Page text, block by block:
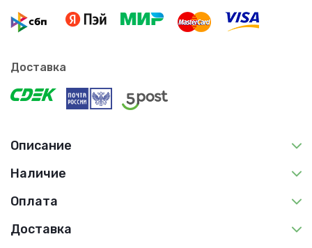
Доставка
Описание
Наличие
Оплата
Доставка